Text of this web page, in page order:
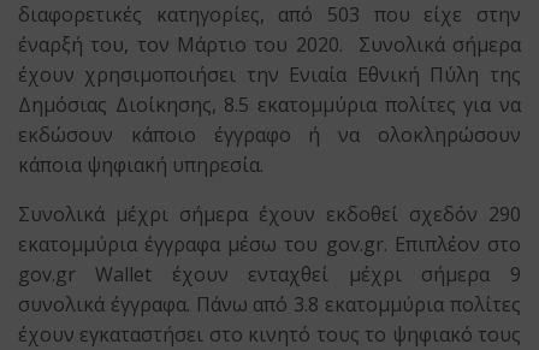
διαφορετικές κατηγορίες, από 503 που είχε στην
έναρξή του, τον Μάρτιο του 2020. Συνολικά σήμερα
έχουν χρησιμοποιήσει την Ενιαία Εθνική Πύλη της
Δημόσιας Διοίκησης, 8.5 εκατομμύρια πολίτες για να
εκδώσουν κάποιο έγγραφο ή να ολοκληρώσουν
κάποια ψηφιακή υπηρεσία.
Συνολικά μέχρι σήμερα έχουν εκδοθεί σχεδόν 290
εκατομμύρια έγγραφα μέσω του gov.gr. Επιπλέον στο
gov.gr Wallet έχουν ενταχθεί μέχρι σήμερα 9
συνολικά έγγραφα. Πάνω από 3.8 εκατομμύρια πολίτες
έχουν εγκαταστήσει στο κινητό τους το ψηφιακό τους